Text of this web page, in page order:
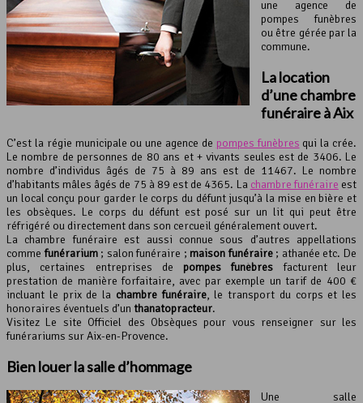
une agence de
pompes funèbres
ou être gérée par la
commune.
La location
d’unechambre
funéraireà Aix
C’est la régie municipale ou une agence de pompes funèbres qui la crée.
Le nombre de personnes de 80 ans et + vivants seules est de 3406. Le
nombre d’individus âgés de 75 à 89 ans est de 11467. Le nombre
d’habitants mâles âgés de 75 à 89 est de 4365. La chambre funéraire est
un local conçu pour garder le corps du défunt jusqu’à la mise en bière et
les obsèques. Le corps du défunt est posé sur un lit qui peut être
réfrigéré ou directement dans son cercueil généralement ouvert.
La chambre funéraire est aussi connue sous d’autres appellations
commefunérarium ; salon funéraire ; maison funéraire; athanée etc. De
plus, certaines entreprises de pompes funèbres facturent leur
prestation de manière forfaitaire, avec par exemple un tarif de 400 €
incluant le prix de la chambre funéraire, le transport du corps et les
honoraires éventuels d’un thanatopracteur.
Visitez Le site Officiel des Obsèques pour vous renseigner sur les
funérariums sur Aix-en-Provence.
Bien louer lasalle d’hommage
Une salle